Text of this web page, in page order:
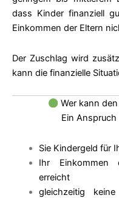
dass Kinder finanziell
Einkommen der Eltern
Der Zuschlag wird
kann die finanzielle
Wer kann
Ein
Sie Kindergeld für
Ihr Einkommen
erreicht
gleichzeitig